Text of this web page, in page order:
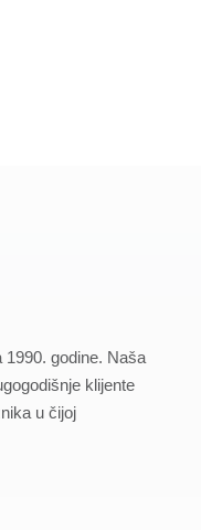
godine. Naša
klijente
u čijoj